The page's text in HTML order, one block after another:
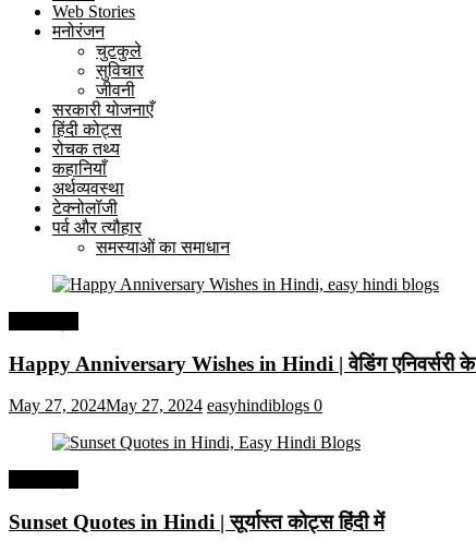
Web Stories
मनोरंजन
चुटकुले
सुविचार
जीवनी
सरकारी योजनाएँ
हिंदी कोट्स
रोचक तथ्य
कहानियाँ
अर्थव्यवस्था
टेक्नोलॉजी
पर्व और त्यौहार
समस्याओं का समाधान
Happy Anniversary Wishes in Hindi | वेडिंग एनिवर्सरी
May 27, 2024May 27, 2024 easyhindiblogs 0
Sunset Quotes in Hindi | सूर्यास्त कोट्स हिंदी में